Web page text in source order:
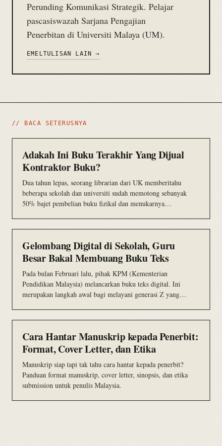
Perunding Komunikasi Strategik. Pelajar
pascasiswazah Sarjana Pengajian
Penerbitan di Universiti Malaya (UM).
EMELTULISAN LAIN →
// BACA SETERUSNYA
Adakah Ini Buku Terakhir Yang Dijual
Kontraktor Buku?
Dua tahun lepas, seorang librarian dari UK memberitahu
beberapa sekolah dan universiti sudah memotong sebanyak
50% bajet pembelian buku fizikal dan menukarnya…
Gelombang Digital di Sekolah, Guru
Besar Bakal Membuang Buku Teks
Pada bulan Februari lalu, pihak KPM (Kementerian
Pendidikan Malaysia) melancarkan buku teks digital. Ini
merupakan langkah awal bagi melayani generasi Z yang…
Cara Hantar Manuskrip kepada Penerbit:
Format, Cover Letter, dan Etika
Manuskrip siap tapi tak tahu cara hantar kepada penerbit?
Panduan format manuskrip, cover letter, sinopsis, dan etika
submission untuk penulis Malaysia.